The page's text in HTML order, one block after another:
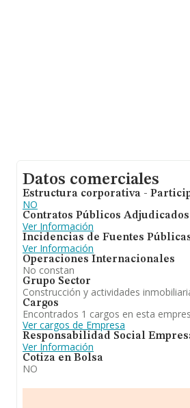
Datos comerciales
Estructura corporativa -
NO
Contratos Públicos Adjudicados
Ver Información
Incidencias de Fuentes
Ver Información
Operaciones Internacionales
No constan
Grupo Sector
Construcción y actividades
Cargos
Encontrados 1 cargos en esta
Ver cargos de Empresa
Responsabilidad Social
Ver Información
Cotiza en Bolsa
NO